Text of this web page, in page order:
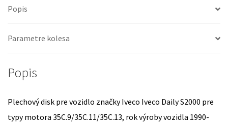
Popis
Parametre kolesa
Popis
Plechový disk pre vozidlo značky Iveco Iveco Daily S2000 pre
typy motora 35C.9/35C.11/35C.13, rok výroby vozidla 1990-